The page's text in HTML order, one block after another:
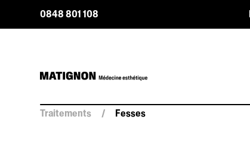
0848 801 108
Traitements / Fesses